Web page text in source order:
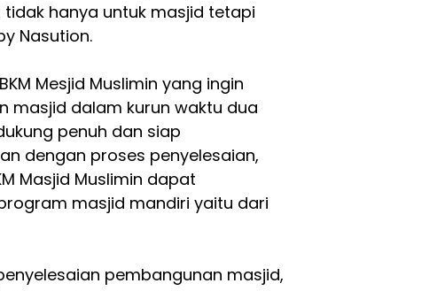
hanya untuk masjid tetapi
Nasution.
Mesjid Muslimin yang ingin
masjid dalam kurun waktu dua
penuh dan siap
dengan proses penyelesaian,
Masjid Muslimin dapat
masjid mandiri yaitu dari
pembangunan masjid,